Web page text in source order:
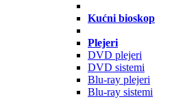
Kućni bioskop
Plejeri
DVD plejeri
DVD sistemi
Blu-ray plejeri
Blu-ray sistemi